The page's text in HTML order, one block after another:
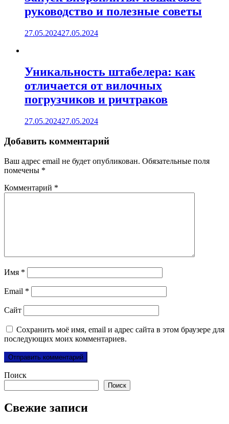
руководство и полезные советы
27.05.202427.05.2024
Уникальность штабелера: как
отличается от вилочных
погрузчиков и ричтраков
27.05.202427.05.2024
Добавить комментарий
Ваш адрес email не будет опубликован. Обязательные поля
помечены *
Комментарий *
Имя *
Email *
Сайт
Сохранить моё имя, email и адрес сайта в этом браузере для
последующих моих комментариев.
Поиск
Поиск
Свежие записи